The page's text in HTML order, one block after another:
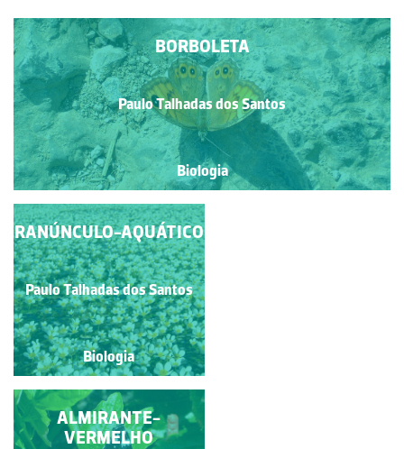
BORBOLETA
Paulo Talhadas dos Santos
Biologia
GREEN-UNDERSIDE
BLUE
Paulo Talhadas dos Santos
Biologia
RANÚNCULO-AQUÁTICO
Paulo Talhadas dos Santos
Biologia
BORBOLETA GREEN-
UNDERSIDE BLUE
ALMIRANTE-
VERMELHO